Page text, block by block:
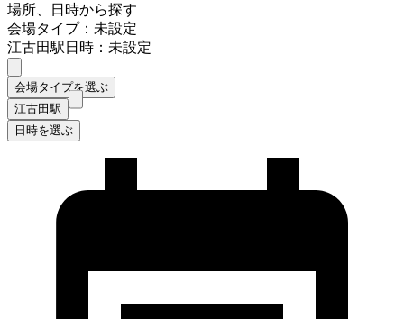
場所、日時から探す
会場タイプ：未設定
江古田駅日時：未設定
会場タイプを選ぶ
江古田駅
日時を選ぶ